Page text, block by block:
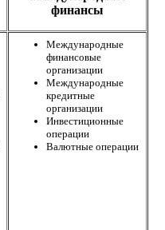
финансы
Международные
финансовые
организации
Международные
кредитные
организации
Инвестиционные
операции
Валютные операции